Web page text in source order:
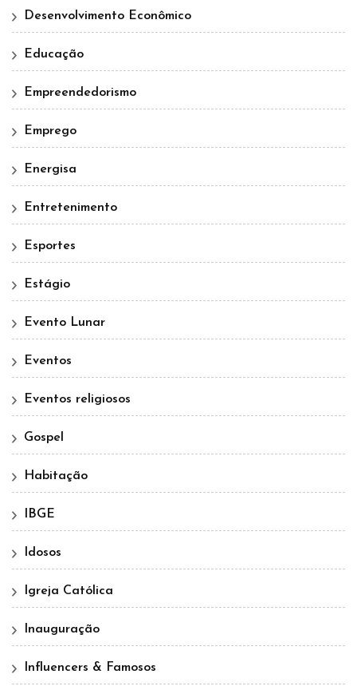
Desenvolvimento Econômico
Educação
Empreendedorismo
Emprego
Energisa
Entretenimento
Esportes
Estágio
Evento Lunar
Eventos
Eventos religiosos
Gospel
Habitação
IBGE
Idosos
Igreja Católica
Inauguração
Influencers & Famosos